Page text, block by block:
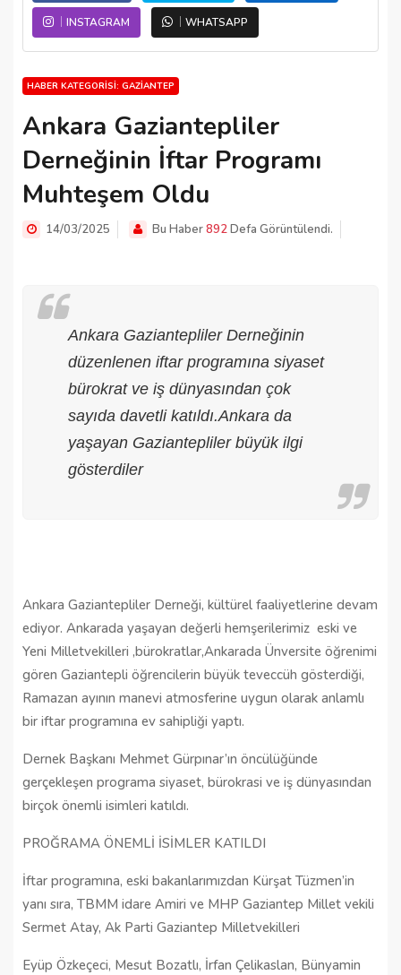
INSTAGRAM WHATSAPP
HABER KATEGORISI: GAZIANTEP
Ankara Gaziantepliler
Derneğinin İftar Programı
Muhteşem Oldu
14/03/2025 Bu Haber892Defa Görüntülendi.
Ankara Gaziantepliler Derneğinin
düzenlenen iftar programına siyaset
bürokrat ve iş dünyasından çok
sayıda davetli katıldı.Ankara da
yaşayan Gaziantepliler büyük ilgi
gösterdiler
Ankara Gaziantepliler Derneği, kültürel faaliyetlerine devam
ediyor. Ankarada yaşayan değerli hemşerilerimiz eski ve
Yeni Milletvekilleri ,bürokratlar,Ankarada Ünversite öğrenimi
gören Gaziantepli öğrencilerin büyük teveccüh gösterdiği,
Ramazan ayının manevi atmosferine uygun olarak anlamlı
bir iftar programına ev sahipliği yaptı.
Dernek Başkanı Mehmet Gürpınar’ın öncülüğünde
gerçekleşen programa siyaset, bürokrasi ve iş dünyasından
birçok önemli isimleri katıldı.
PROĞRAMA ÖNEMLİ İSİMLER KATILDI
İftar programına, eski bakanlarımızdan Kürşat Tüzmen’in
yanı sıra, TBMM idare Amiri ve MHP Gaziantep Millet vekili
Sermet Atay, Ak Parti Gaziantep Milletvekilleri
Eyüp Özkeçeci, Mesut Bozatlı, İrfan Çelikaslan, Bünyamin